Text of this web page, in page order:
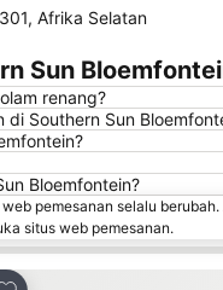
Afrika Selatan
Sun
renang?
Southern Sun
Bloemfontein?
pemesanan selalu
situs web pemesanan.